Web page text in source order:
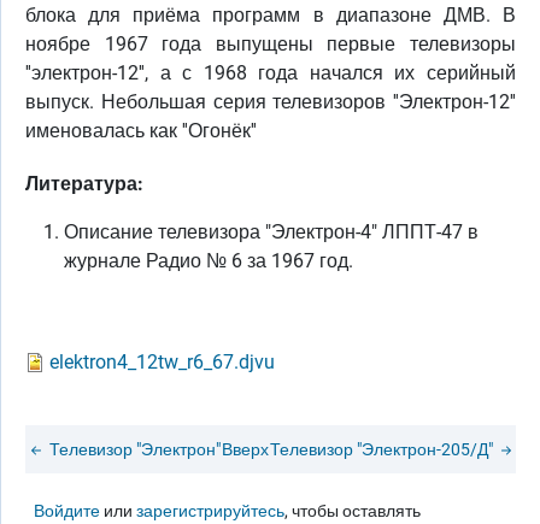
блока для приёма программ в диапазоне ДМВ. В
ноябре 1967 года выпущены первые телевизоры
''электрон-12'', а с 1968 года начался их серийный
выпуск. Небольшая серия телевизоров ''Электрон-12''
именовалась как ''Огонёк''
Литература:
Описание телевизора "Электрон-4" ЛППТ-47 в
журнале Радио № 6 за 1967 год.
elektron4_12tw_r6_67.djvu
Телевизор "Электрон"ВверхТелевизор "Электрон-205/Д"
Войдите илизарегистрируйтесь, чтобы оставлять